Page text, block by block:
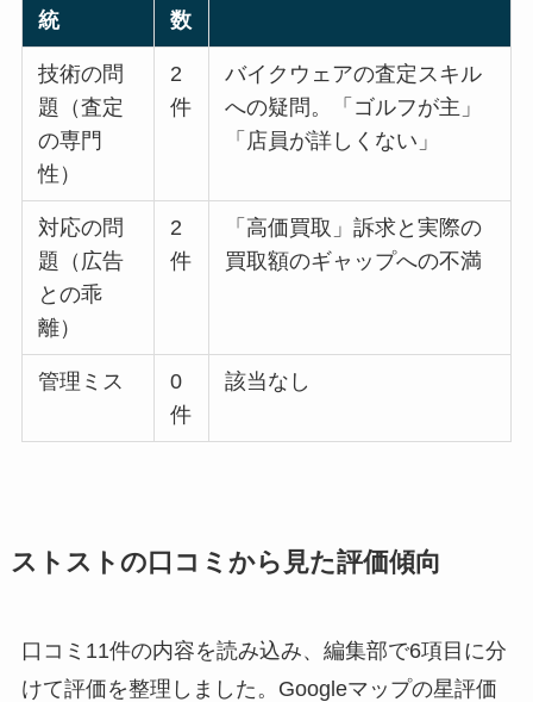
統
数
技術の問
題（査定
の専門
性）
2
件
バイクウェアの査定スキル
への疑問。「ゴルフが主」
「店員が詳しくない」
対応の問
題（広告
との乖
離）
2
件
「高価買取」訴求と実際の
買取額のギャップへの不満
管理ミス
0
件
該当なし
ストストの口コミから見た評価傾向
口コミ11件の内容を読み込み、編集部で6項目に分
けて評価を整理しました。Googleマップの星評価